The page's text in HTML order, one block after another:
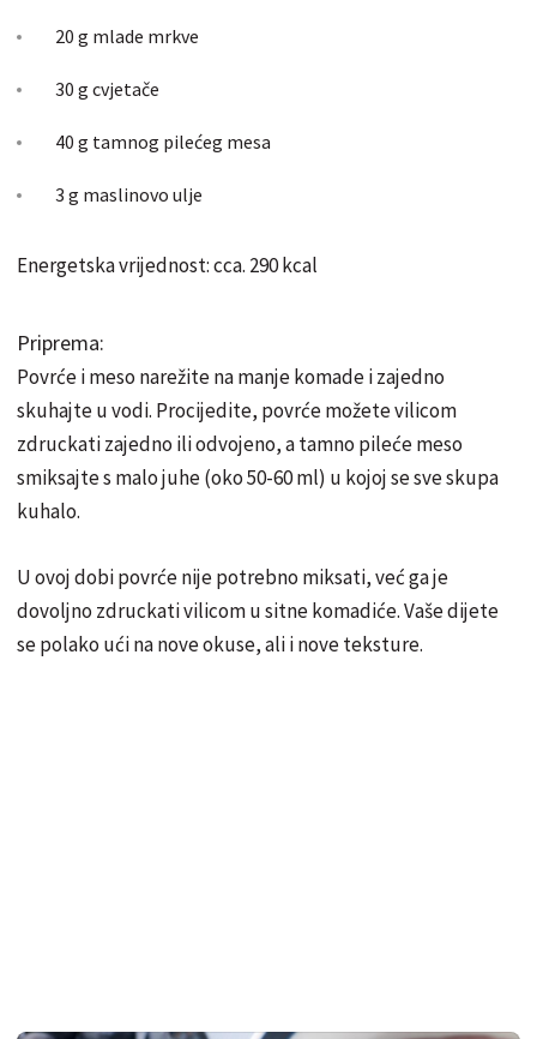
20 g mlade mrkve
30 g cvjetače
40 g tamnog pilećeg mesa
3 g maslinovo ulje
Energetska vrijednost: cca. 290 kcal
Priprema:
Povrće i meso narežite na manje komade i zajedno
skuhajte u vodi. Procijedite, povrće možete vilicom
zdruckati zajedno ili odvojeno, a tamno pileće meso
smiksajte s malo juhe (oko 50-60 ml) u kojoj se sve skupa
kuhalo.
U ovoj dobi povrće nije potrebno miksati, već ga je
dovoljno zdruckati vilicom u sitne komadiće. Vaše dijete
se polako ući na nove okuse, ali i nove teksture.